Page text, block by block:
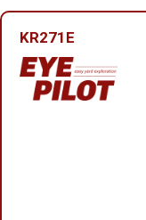
KR271E